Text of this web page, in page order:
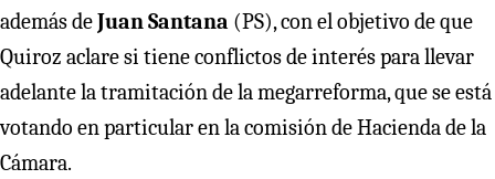
además deJuan Santana (PS), con el objetivo de que
Quiroz aclare si tiene conflictos de interés para llevar
adelante la tramitación de la megarreforma, que se está
votando en particular en la comisión de Hacienda de la
Cámara.